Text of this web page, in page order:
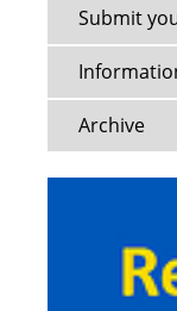
Submit
Archive